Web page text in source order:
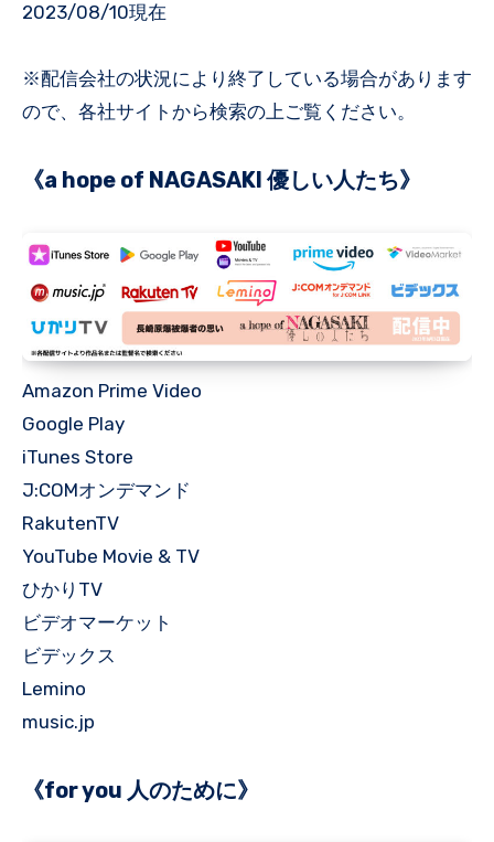
2023/08/10現在
※配信会社の状況により終了している場合があります
ので、各社サイトから検索の上ご覧ください。
《a hope of NAGASAKI 優しい人たち》
Amazon Prime Video
Google Play
iTunes Store
J:COMオンデマンド
RakutenTV
YouTube Movie & TV
ひかりTV
ビデオマーケット
ビデックス
Lemino
music.jp
《for you 人のために》